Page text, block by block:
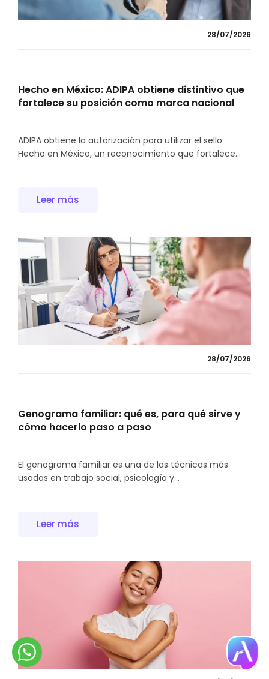
28/07/2026
Hecho en México: ADIPA obtiene distintivo que
fortalece su posición como marca nacional
ADIPA obtiene la autorización para utilizar el sello
Hecho en México, un reconocimiento que fortalece...
Leer más
28/07/2026
Genograma familiar: qué es, para qué sirve y
cómo hacerlo paso a paso
El genograma familiar es una de las técnicas más
usadas en trabajo social, psicología y...
Leer más